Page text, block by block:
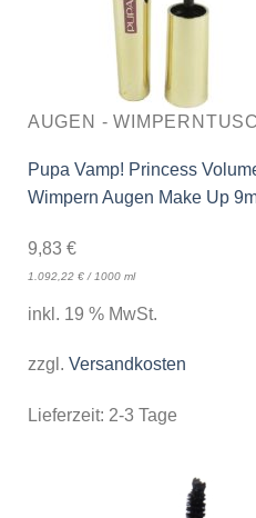
AUGEN -
Pupa Vamp! Princess
Wimpern Augen Make Up
9,83 €
1.092,22 €/ 1000 ml
inkl. 19 % MwSt.
zzgl. Versandkosten
Lieferzeit: 2-3 Tage